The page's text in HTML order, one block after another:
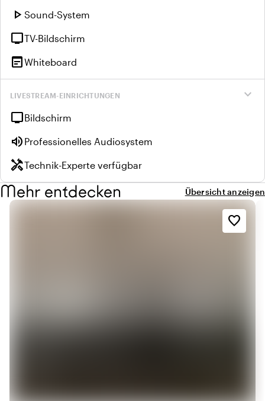
play_arrow Sound-System
tvTV-Bildschirm
wysiwygWhiteboard
expand_more
LIVESTREAM-EINRICHTUNGEN
tvBildschirm
volume_up Professionelles Audiosystem
handymanTechnik-Experte verfügbar
Mehr entdecken Übersicht anzeigen
favorite_border